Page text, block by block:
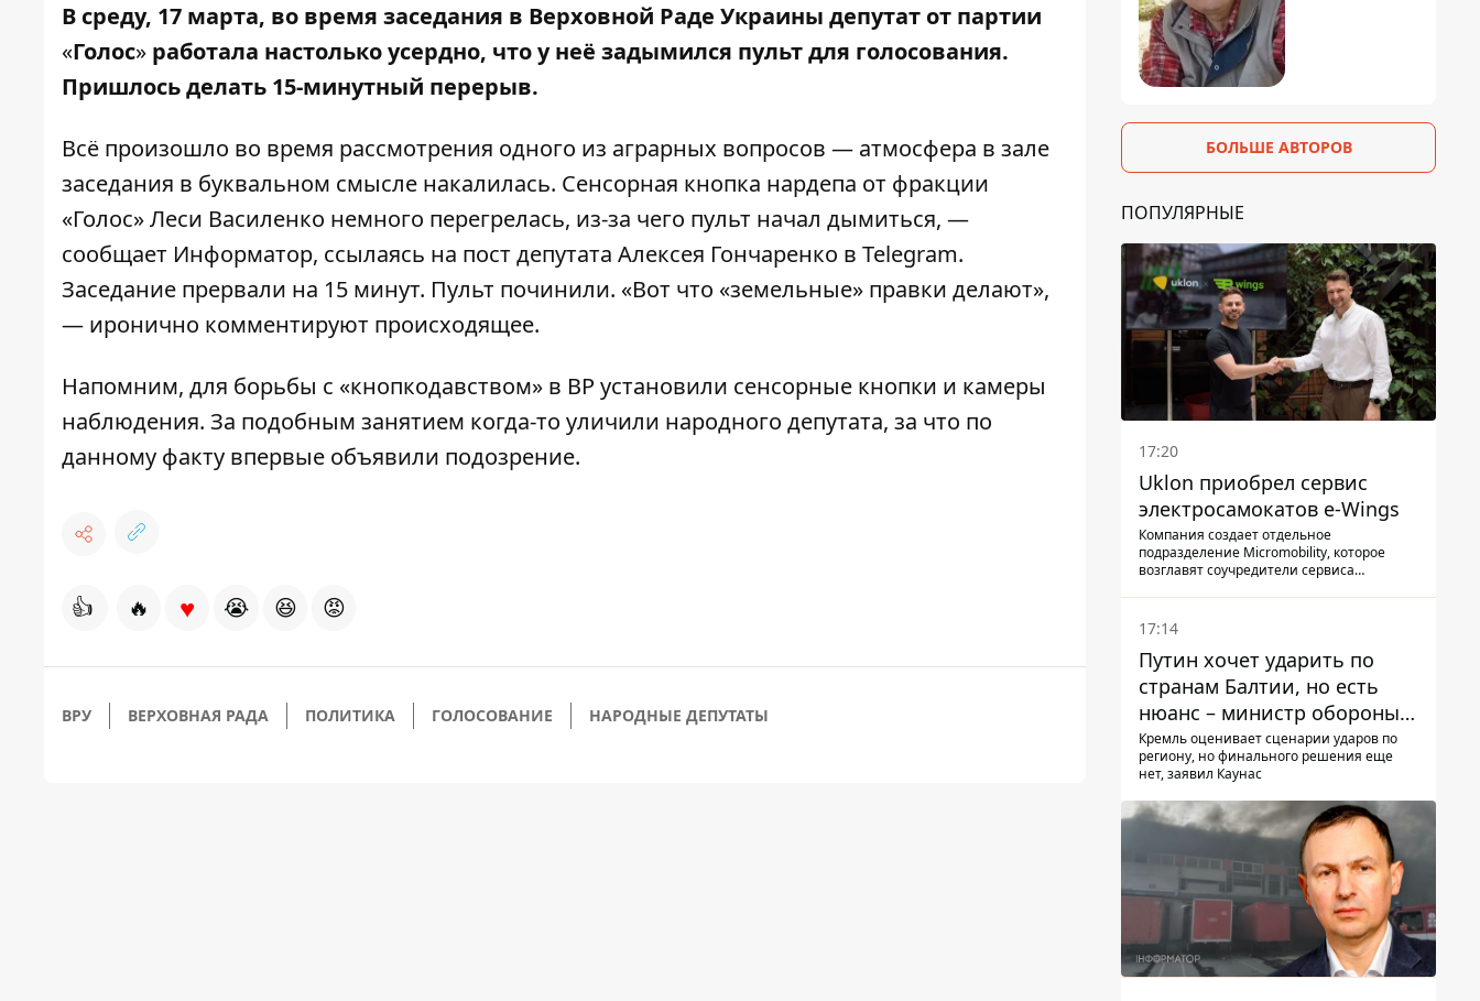
В среду, 17 марта, во время заседания в Верховной Раде Украины депутат от партии
«Голос» работала настолько усердно, что у неё задымился пульт для голосования.
Пришлось делать 15-минутный перерыв.
Всё произошло во время рассмотрения одного из аграрных вопросов — атмосфера в зале
заседания в буквальном смысле накалилась. Сенсорная кнопка нардепа от фракции
«Голос» Леси Василенко немного перегрелась, из-за чего пульт начал дымиться, —
сообщает Информатор, ссылаясь на пост депутата Алексея Гончаренко в Telegram.
Заседание прервали на 15 минут. Пульт починили. «Вот что «земельные» правки делают»,
— иронично комментируют происходящее.
Напомним, для борьбы с «кнопкодавством» в ВР установили сенсорные кнопки и камеры
наблюдения. За подобным занятием когда-то уличили народного депутата, за что по
данному факту впервые объявили подозрение.
👍 🔥 ♥ 😭 😆 😡
ВРУ ВЕРХОВНАЯ РАДА ПОЛИТИКА ГОЛОСОВАНИЕ НАРОДНЫЕ ДЕПУТАТЫ
БОЛЬШЕ АВТОРОВ
ПОПУЛЯРНЫЕ
17:20
Uklon приобрел сервис
электросамокатов e-Wings
Компания создает отдельное
подразделение Micromobility, которое
возглавят соучредители сервиса
17:14
Путин хочет ударить по
странам Балтии, но есть
нюанс – министр обороны
Литвы сделал заявление
Кремль оценивает сценарии ударов по
региону, но финального решения еще
нет, заявил Каунас